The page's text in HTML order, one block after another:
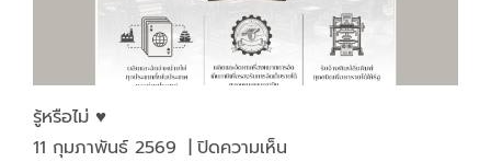
รู้หรือไม่ ♥️
11 กุมภาพันธ์ 2569 | ปิดความเห็นบน